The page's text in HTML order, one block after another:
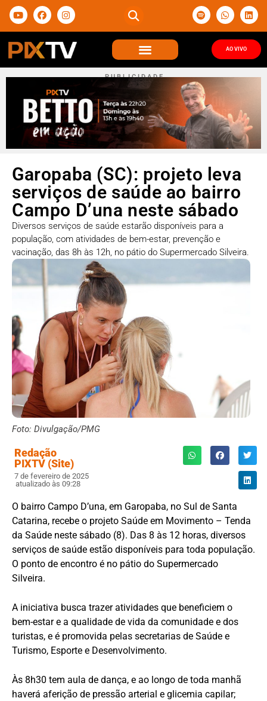
AO VIVO
P U B L I C I D A D E
Garopaba (SC): projeto leva
serviços de saúde ao bairro
Campo D’una neste sábado
Diversos serviços de saúde estarão disponíveis para a
população, com atividades de bem-estar, prevenção e
vacinação, das 8h às 12h, no pátio do Supermercado Silveira.
Foto: Divulgação/PMG
Redação
PIXTV (Site)
7 de fevereiro de 2025
atualizado às 09:28
O bairro Campo D’una, em Garopaba, no Sul de Santa
Catarina, recebe o projeto Saúde em Movimento – Tenda
da Saúde neste sábado (8). Das 8 às 12 horas, diversos
serviços de saúde estão disponíveis para toda população.
O ponto de encontro é no pátio do Supermercado
Silveira.
A iniciativa busca trazer atividades que beneficiem o
bem-estar e a qualidade de vida da comunidade e dos
turistas, e é promovida pelas secretarias de Saúde e
Turismo, Esporte e Desenvolvimento.
Às 8h30 tem aula de dança, e ao longo de toda manhã
haverá aferição de pressão arterial e glicemia capilar;